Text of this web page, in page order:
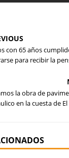
con 65 años
para recibir la
la obra de
en la cuesta de El